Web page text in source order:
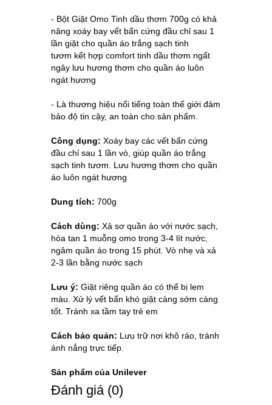
- Bột Giặt Omo Tinh dầu thơm 700g có khả
năng xoáy bay vết bẩn cứng đầu chỉ sau 1
lần giặt cho quần áo trắng sạch tinh
tươm kết hợp comfort tinh dầu thơm ngất
ngây lưu hương thơm cho quần áo luôn
ngát hương
- Là thương hiệu nổi tiếng toàn thế giới đảm
bảo độ tin cậy, an toàn cho sản phẩm.
Công dụng: Xoáy bay các vết bẩn cứng
đầu chỉ sau 1 lần vò, giúp quần áo trắng
sạch tinh tươm. Lưu hương thơm cho quần
áo luôn ngát hương
Dung tích: 700g
Cách dùng: Xả sơ quần áo với nước sạch,
hòa tan 1 muỗng omo trong 3-4 lít nước,
ngâm quần áo trong 15 phút. Vò nhẹ và xả
2-3 lần bằng nước sạch
Lưu ý: Giặt riêng quần áo có thể bị lem
màu. Xử lý vết bẩn khó giặt càng sớm càng
tốt. Tránh xa tầm tay trẻ em
Cách bảo quản: Lưu trữ nơi khô ráo, tránh
ánh nắng trực tiếp.
Sản phẩm của Unilever
Ðánh giá (0)